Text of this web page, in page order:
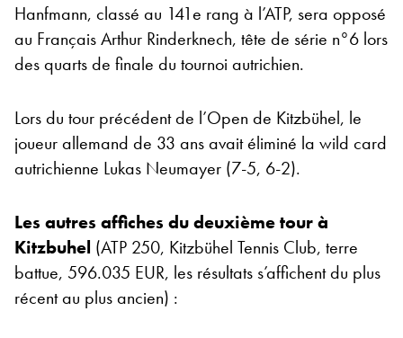
Hanfmann, classé au 141e rang à l’ATP, sera opposé
au Français Arthur Rinderknech, tête de série n°6 lors
des quarts de finale du tournoi autrichien.
Lors du tour précédent de l’Open de Kitzbühel, le
joueur allemand de 33 ans avait éliminé la wild card
autrichienne Lukas Neumayer (7-5, 6-2).
Les autres affiches du deuxième tour à
Kitzbuhel (ATP 250, Kitzbühel Tennis Club, terre
battue, 596.035 EUR, les résultats s’affichent du plus
récent au plus ancien) :